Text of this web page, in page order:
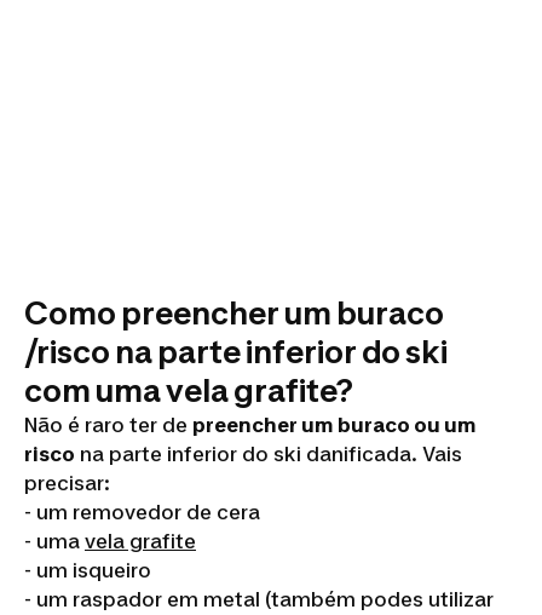
Como preencher um buraco
/risco na parte inferior do ski
com uma vela grafite?
Não é raro ter de preencher um buraco ou um
risco na parte inferior do ski danificada. Vais
precisar:
- um removedor de cera
- uma vela grafite
- um isqueiro
- um raspador em metal (também podes utilizar